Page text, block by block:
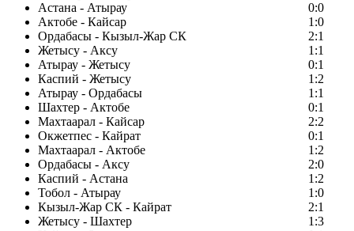
Астана - Атырау
0:0
Актобе - Кайсар
1:0
Ордабасы - Кызыл-Жар СК
2:1
Жетысу - Аксу
1:1
Атырау - Жетысу
0:1
Каспий - Жетысу
1:2
Атырау - Ордабасы
1:1
Шахтер - Актобе
0:1
Махтаарал - Кайсар
2:2
Окжетпес - Кайрат
0:1
Махтаарал - Актобе
1:2
Ордабасы - Аксу
2:0
Каспий - Астана
1:2
Тобол - Атырау
1:0
Кызыл-Жар СК - Кайрат
2:1
Жетысу - Шахтер
1:3